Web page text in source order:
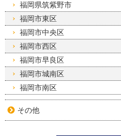
福岡県筑紫野市
福岡市東区
福岡市中央区
福岡市西区
福岡市早良区
福岡市城南区
福岡市南区
その他